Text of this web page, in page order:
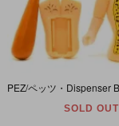
SOLD OUT